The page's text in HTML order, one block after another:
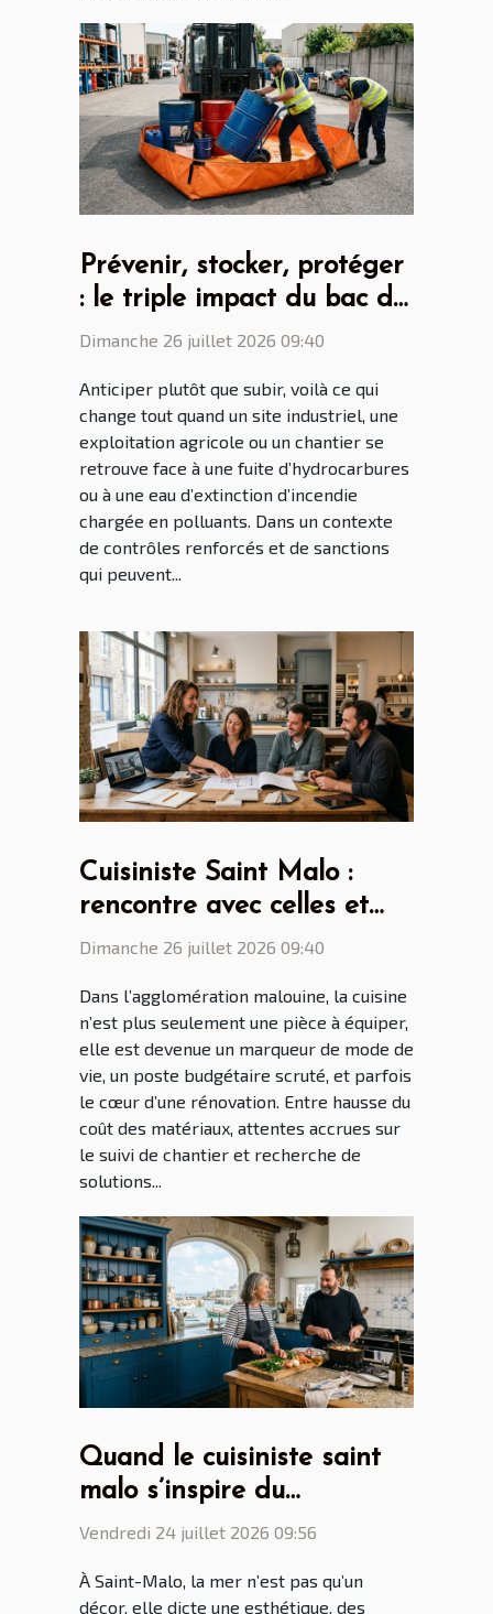
Prévenir, stocker, protéger
: le triple impact du bac de
rétention souple
Dimanche 26 juillet 2026 09:40
Anticiper plutôt que subir, voilà ce qui
change tout quand un site industriel, une
exploitation agricole ou un chantier se
retrouve face à une fuite d’hydrocarbures
ou à une eau d’extinction d’incendie
chargée en polluants. Dans un contexte
de contrôles renforcés et de sanctions
qui peuvent...
Cuisiniste Saint Malo :
rencontre avec celles et
ceux qui transforment nos
Dimanche 26 juillet 2026 09:40
Dans l’agglomération malouine, la cuisine
n’est plus seulement une pièce à équiper,
elle est devenue un marqueur de mode de
vie, un poste budgétaire scruté, et parfois
le cœur d’une rénovation. Entre hausse du
coût des matériaux, attentes accrues sur
le suivi de chantier et recherche de
solutions...
Quand le cuisiniste saint
malo s’inspire du
patrimoine maritime
Vendredi 24 juillet 2026 09:56
À Saint-Malo, la mer n’est pas qu’un
décor, elle dicte une esthétique, des